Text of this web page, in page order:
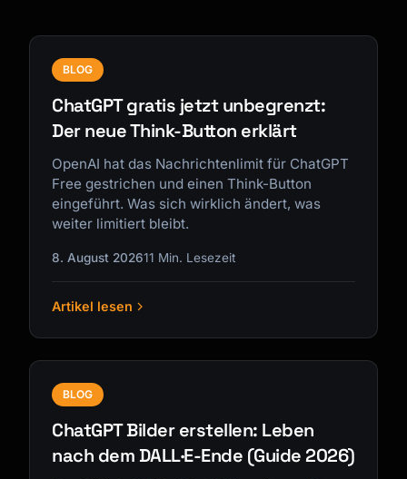
BLOG
ChatGPT gratis jetzt unbegrenzt:
Der neue Think-Button erklärt
OpenAI hat das Nachrichtenlimit für ChatGPT
Free gestrichen und einen Think-Button
eingeführt. Was sich wirklich ändert, was
weiter limitiert bleibt.
8. August 202611 Min. Lesezeit
Artikel lesen
BLOG
ChatGPT Bilder erstellen: Leben
nach dem DALL·E-Ende (Guide 2026)